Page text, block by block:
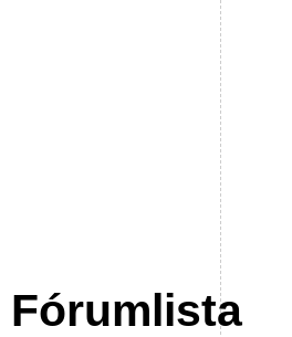
Fórumlista